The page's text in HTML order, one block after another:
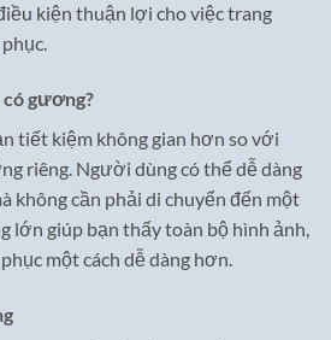
kiện thuận lợi cho việc trang
có gương?
tiết kiệm không gian hơn so với
riêng. Người dùng có thể dễ dàng
không cần phải di chuyển đến một
lớn giúp bạn thấy toàn bộ hình ảnh,
một cách dễ dàng hơn.